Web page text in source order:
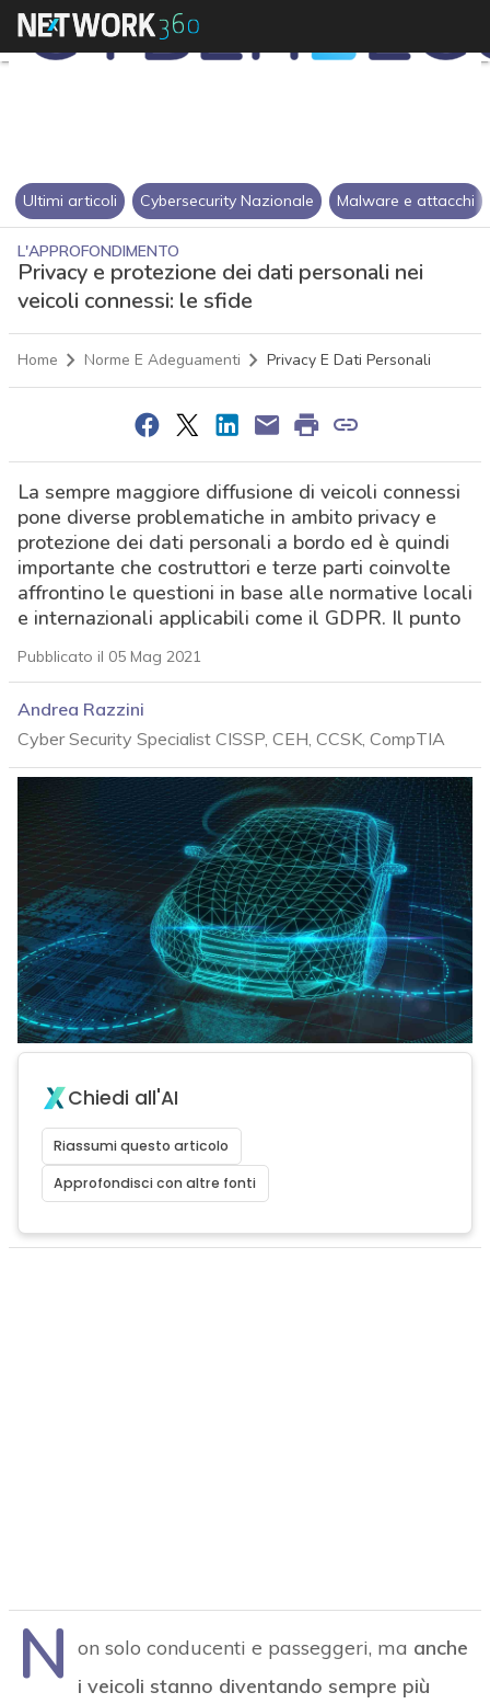
Ultimi articoli Cybersecurity Nazionale Malware e attacchi
L'APPROFONDIMENTO
Privacy e protezione dei dati personali nei
veicoli connessi: le sfide
Home Norme E Adeguamenti Privacy E Dati Personali
La sempre maggiore diffusione di veicoli connessi
pone diverse problematiche in ambito privacy e
protezione dei dati personali a bordo ed è quindi
importante che costruttori e terze parti coinvolte
affrontino le questioni in base alle normative locali
e internazionali applicabili come il GDPR. Il punto
Pubblicato il 05 Mag 2021
Andrea Razzini
Cyber Security Specialist CISSP, CEH, CCSK, CompTIA
Chiedi all'AI
Riassumi questo articolo
Approfondisci con altre fonti
N on solo conducenti e passeggeri, ma anche
i veicoli stanno diventando sempre più